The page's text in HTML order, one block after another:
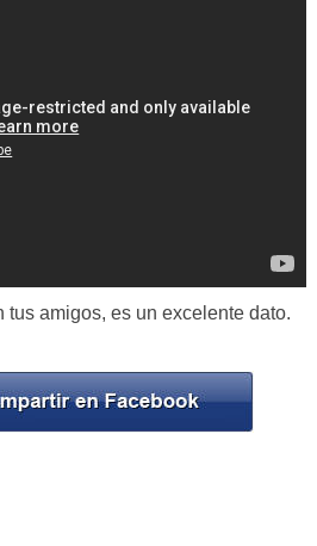
tus amigos, es un excelente dato.